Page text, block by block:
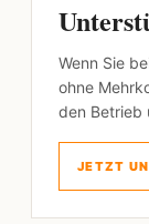
Wenn Sie
ohne
den Betrieb
JETZT